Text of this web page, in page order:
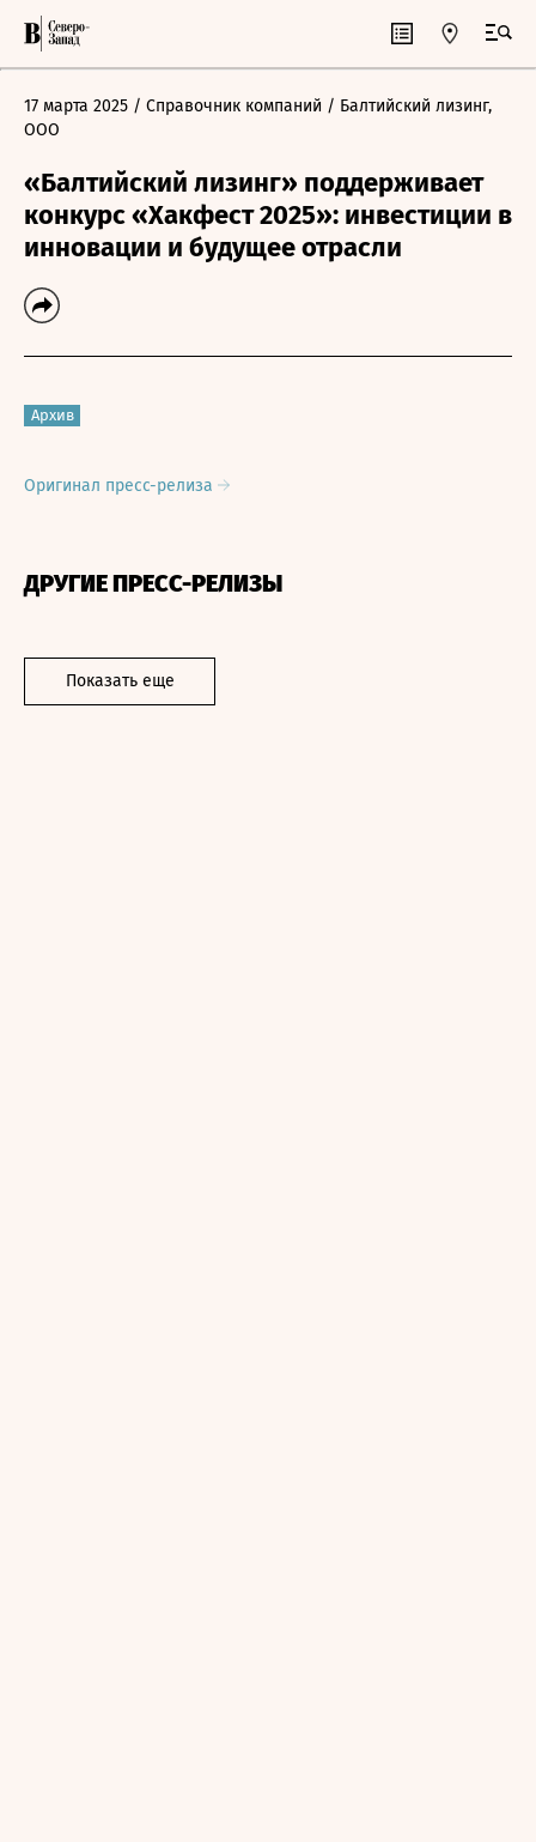
17 марта 2025 / Справочник компаний / Балтийский лизинг,
ООО
«Балтийский лизинг» поддерживает
конкурс «Хакфест 2025»: инвестиции в
инновации и будущее отрасли
Архив
Оригинал пресс-релиза
ДРУГИЕ ПРЕСС-РЕЛИЗЫ
Показать еще